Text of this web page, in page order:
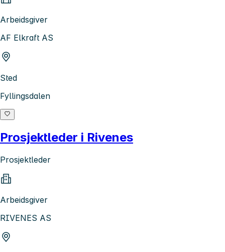
Arbeidsgiver
AF Elkraft AS
Sted
Fyllingsdalen
Prosjektleder i Rivenes
Prosjektleder
Arbeidsgiver
RIVENES AS